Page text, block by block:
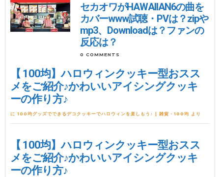
セカオワがHAWAIIAN6の曲を
カバーwww試聴・PVは？zipや
mp3、Downloadは？ファンの
反応は？
0 COMMENTS
【 100均】ハロウィンクッキー型おスス
メをご紹介♪かわいいアイシングクッキ
ーの作り方♪
に 100均グッズでできるデコクッキーでハロウィンを楽しもう♪ | 雑貨・100均 より
【 100均】ハロウィンクッキー型おスス
メをご紹介♪かわいいアイシングクッキ
ーの作り方♪